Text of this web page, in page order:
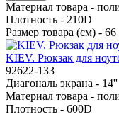
Материал товара -
Плотность - 210D
Размер товара (см) - 66
KIEV. Рюкзак для
92622-133
Диагональ экрана - 14''
Материал товара -
Плотность - 600D